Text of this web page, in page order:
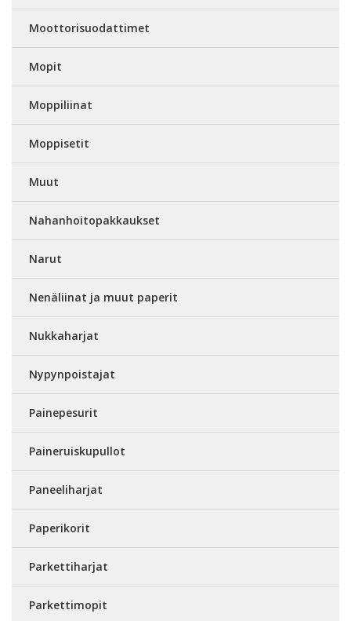
Moottorisuodattimet
Mopit
Moppiliinat
Moppisetit
Muut
Nahanhoitopakkaukset
Narut
Nenäliinat ja muut paperit
Nukkaharjat
Nypynpoistajat
Painepesurit
Paineruiskupullot
Paneeliharjat
Paperikorit
Parkettiharjat
Parkettimopit